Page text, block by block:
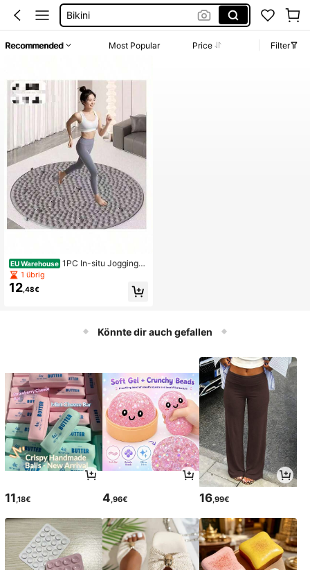
Bikini
Kleid Baumwolle
Akkupressur
Recommended Most Popular Price Filter
EU Warehouse 1PC In-situ Jogging-A
kupressur-Pad Fußmassage-Pad m
it zufälligen Farben
1 übrig
12 ,48€
Könnte dir auch gefallen
11,18€ 4,96€ 16,99€